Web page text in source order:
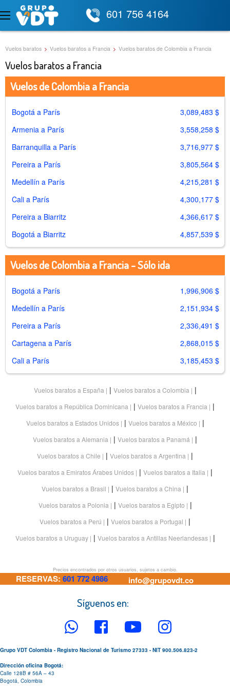
601 756 4164
Vuelos baratos > Vuelos baratos a Francia > Vuelos baratos de Colombia a Francia
Vuelos baratos a Francia
Vuelos de Colombia a Francia
Bogotá a París
3,089,483 $
Armenia a París
3,558,258 $
Barranquilla a París
3,716,977 $
Pereira a París
3,805,564 $
Medellín a París
4,215,281 $
Cali a París
4,300,177 $
Pereira a Biarritz
4,366,617 $
Bogotá a Biarritz
4,857,539 $
Vuelos de Colombia a Francia - Sólo ida
Bogotá a París
1,996,906 $
Medellín a París
2,151,934 $
Pereira a París
2,336,491 $
Cartagena a París
2,868,015 $
Cali a París
3,185,453 $
Vuelos baratos a España | Vuelos baratos a Colombia |
Vuelos baratos a República Dominicana | Vuelos baratos a Francia |
Vuelos baratos a Estados Unidos | Vuelos baratos a México |
Vuelos baratos a Alemania | Vuelos baratos a Panamá |
Vuelos baratos a Chile | Vuelos baratos a Argentina |
Vuelos baratos a Emiratos Árabes Unidos | Vuelos baratos a Italia |
Vuelos baratos a Brasil | Vuelos baratos a China |
Vuelos baratos a Polonia | Vuelos baratos a Egipto |
Vuelos baratos a Perú | Vuelos baratos a Portugal |
Vuelos baratos a Uruguay | Vuelos baratos a Antillas Neerlandesas |
Precios encontrados por otros usuarios, sujetos a cambio.
RESERVAS: 601 772 4986 info@grupovdt.co
Síguenos en:
Grupo VDT Colombia - Registro Nacional de Turismo 27333 - NIT 900.506.823-2
Dirección oficina Bogotá:
Calle 128B # 56A – 43
Bogotá, Colombia